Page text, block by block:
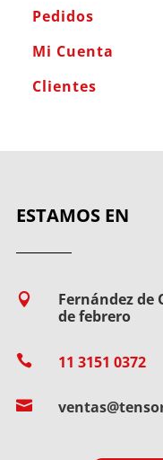
Pedidos
Mi Cuenta
Clientes
ESTAMOS EN

Fernández de
de febrero
 11 3151 0372
